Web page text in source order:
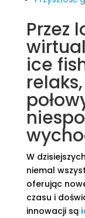
Przez
ice
W
niemal
oferując
czasu i
innowacji są